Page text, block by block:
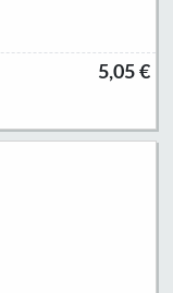
5,05 €